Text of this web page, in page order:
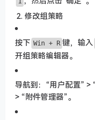
修改组策略
按下 Win + R 键，输入
开组策略编辑器。
导航到：“用户配置” >
> “附件管理器”。